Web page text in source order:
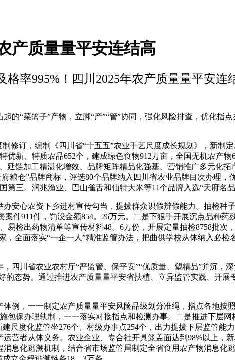
产质量量平安连结高
格率995%！四川2025年农产质量量平安连
“菜篮子”产物，立脚“产”“管”协同，强化风险排查，优化指
订，编制《四川省“十五五”农业手艺尺度成长规划》，新制定
优新、特质农品652个，建成绿色食物912万亩，全国无机农产
延链加工精湛化增效、品牌矩阵精品化强基、营销推广多元化
粮仓”品牌商标，评选80个品牌纳入四川省农业品牌目次办理
三。润兆渔业、巴山雀舌和仙特大米等11个品牌入选“天府名品
心农资下乡进村宣传勾当，提拔群众识假辨假能力。抽检种
件911件，罚没金额854。26万元。二是下狠手开展沉点品种
易检出药物清单等宣传材料48。6万份，开展定量抽检8758批次
，全面落实“一企一人”精准监管办法，把曲供学校从体纳入必
川省农业农村厅“严监管、保平安”“优质量、塑精品”并沉，深
的态势。通过推进农产质量量平安省扶植、立异监管实践、开
，一一制定农产质量量平安风险品级划分准绳，指点各地按
包保办理轨制，一一落实对接指点和检测办事。二是推进下层
尺度化监管坐276个、村级办事点254个，出力提拔下层监管
营者从体义务。农业企业、专合社开具笼盖面达到98%以上，
息化逃溯机制，结合省市场监管局制定全省食用农产物消息化